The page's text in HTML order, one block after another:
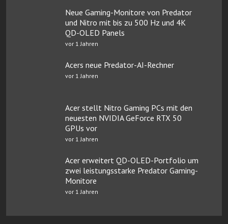
Neue Gaming-Monitore von Predator
und Nitro mit bis zu 500 Hz und 4K
QD-OLED Panels
vor 1 Jahren
Acers neue Predator-AI-Rechner
vor 1 Jahren
Acer stellt Nitro Gaming PCs mit den
neuesten NVIDIA GeForce RTX 50
GPUs vor
vor 1 Jahren
Acer erweitert QD-OLED-Portfolio um
zwei leistungsstarke Predator Gaming-
Monitore
vor 1 Jahren